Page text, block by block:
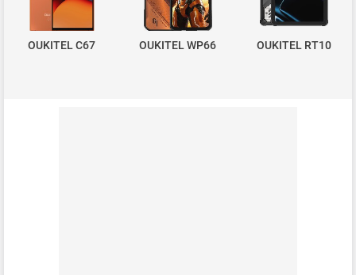
OUKITEL C67 OUKITEL WP66 OUKITEL RT10